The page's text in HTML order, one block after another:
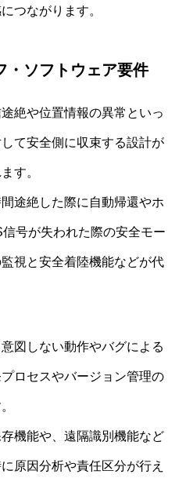
つながります。
・ソフトウェア要件
絶や位置情報の異常といっ
て安全側に収束する設計が
す。
途絶した際に自動帰還やホ
号が失われた際の安全モー
視と安全着陸機能などが代
図しない動作やバグによる
ロセスやバージョン管理の
機能や、遠隔識別機能など
原因分析や責任区分が行え